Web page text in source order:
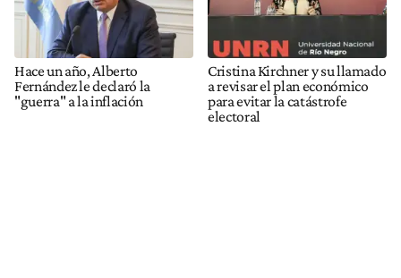
Hace un año, Alberto
Fernández le declaró la
"guerra" a la inflación
Cristina Kirchner y su llamado
a revisar el plan económico
para evitar la catástrofe
electoral